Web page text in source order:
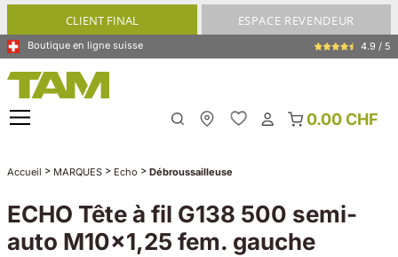
principalCLIENT FINAL ESPACE REVENDEUR
Boutique en ligne suisse 4.9 / 5
0.00 CHF
Accueil > MARQUES > Echo > Débroussailleuse
ECHO Tête à fil G138 500 semi-
auto M10x1,25 fem. gauche